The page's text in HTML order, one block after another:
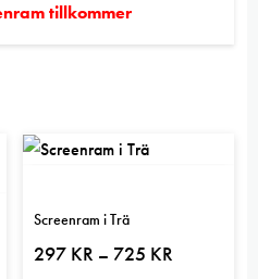
tillkommer
Screenram i Trä
297 KR – 725 KRPrisintervall: